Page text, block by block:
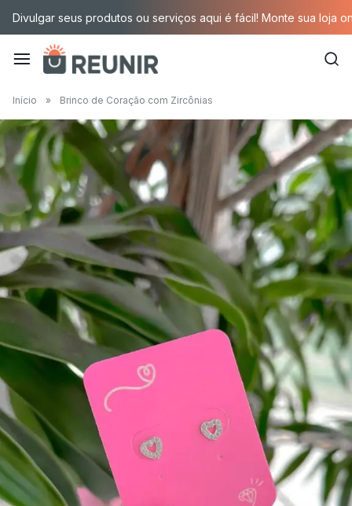
conteúdo
Divulgar seus produtos ou serviços aqui é fácil! Monte sua loja
a
tecnologia
oportunizando
trabalho
decente
para
quem
mais
precisa!
Início » Brinco de Coração com Zircônias